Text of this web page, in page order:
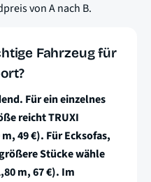
von A nach B.
Fahrzeug für
Für ein einzelnes
reicht TRUXI
49 €). Für Ecksofas,
Stücke wähle
m, 67 €). Im